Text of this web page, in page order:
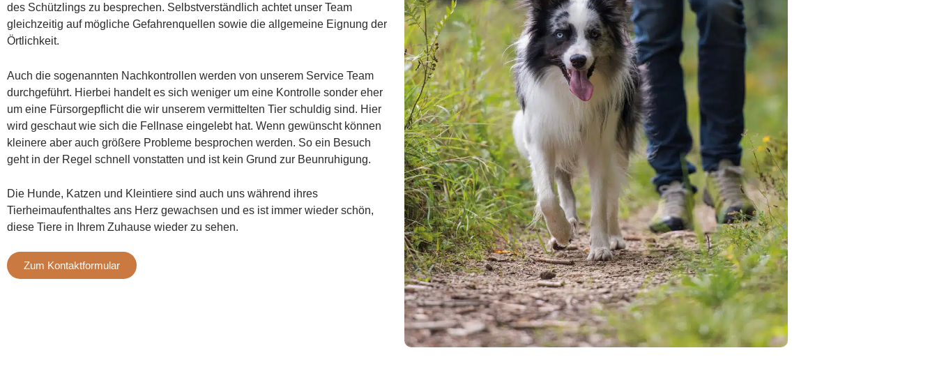
des Schützlings zu besprechen. Selbstverständlich achtet unser Team
gleichzeitig auf mögliche Gefahrenquellen sowie die allgemeine Eignung der
Örtlichkeit.
Auch die sogenannten Nachkontrollen werden von unserem Service Team
durchgeführt. Hierbei handelt es sich weniger um eine Kontrolle sonder eher
um eine Fürsorgepflicht die wir unserem vermittelten Tier schuldig sind. Hier
wird geschaut wie sich die Fellnase eingelebt hat. Wenn gewünscht können
kleinere aber auch größere Probleme besprochen werden. So ein Besuch
geht in der Regel schnell vonstatten und ist kein Grund zur Beunruhigung.
Die Hunde, Katzen und Kleintiere sind auch uns während ihres
Tierheimaufenthaltes ans Herz gewachsen und es ist immer wieder schön,
diese Tiere in Ihrem Zuhause wieder zu sehen.
Zum Kontaktformular